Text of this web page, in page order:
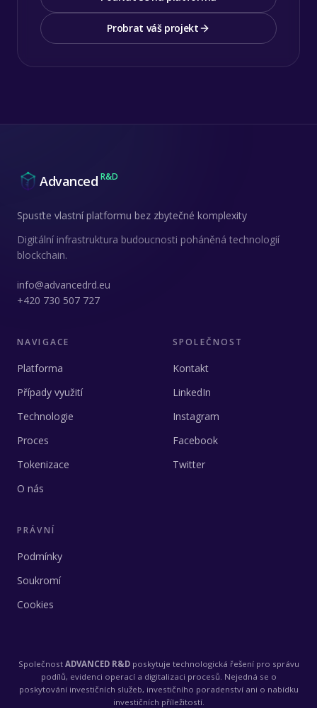
Probrat váš projekt
Advanced R&D
Spusťte vlastní platformu bez zbytečné komplexity
Digitální infrastruktura budoucnosti poháněná technologií
blockchain.
info@advancedrd.eu
+420 730 507 727
NAVIGACE
Platforma
Případy využití
Technologie
Proces
Tokenizace
O nás
SPOLEČNOST
Kontakt
LinkedIn
Instagram
Facebook
Twitter
PRÁVNÍ
Podmínky
Soukromí
Cookies
Společnost ADVANCED R&Dposkytuje technologická řešení pro správu
podílů, evidenci operací a digitalizaci procesů. Nejedná se o
poskytování investičních služeb, investičního poradenství ani o nabídku
investičních příležitostí.